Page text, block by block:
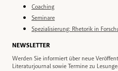
Coaching
Seminare
Spezialisierung: Rhetorik in
NEWSLETTER
Werden Sie informiert über neue
Literaturjournal sowie Termine zu